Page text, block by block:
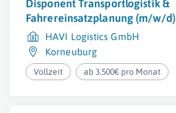
Disponent Transportlogistik &
Fahrereinsatzplanung (m/w/d)
HAVI Logistics GmbH
Korneuburg
Vollzeit ab 3.500€ pro Monat